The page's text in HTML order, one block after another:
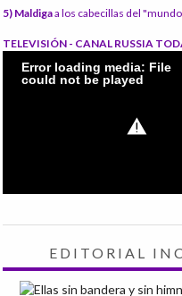
5) Maldigaa los cabecillas del
TELEVISIÓN - CANAL RUSSIA
EDITORIAL